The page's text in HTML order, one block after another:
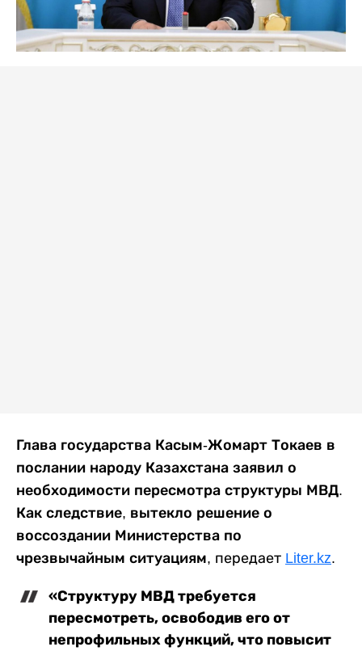
Глава государства Касым-Жомарт Токаев в
послании народу Казахстана заявил о
необходимости пересмотра структуры МВД.
Как следствие, вытекло решение о
воссоздании Министерства по
чрезвычайным ситуациям, передает Liter.kz.
«Структуру МВД требуется
пересмотреть, освободив его от
непрофильных функций, что повысит